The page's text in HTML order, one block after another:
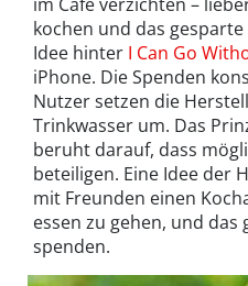
kochen und das
Idee hinter I Can Go
iPhone. Die Spenden
Nutzer setzen die
Trinkwasser um. Das
beruht darauf, dass
beteiligen. Eine Idee der
mit Freunden einen
essen zu gehen, und das
spenden.